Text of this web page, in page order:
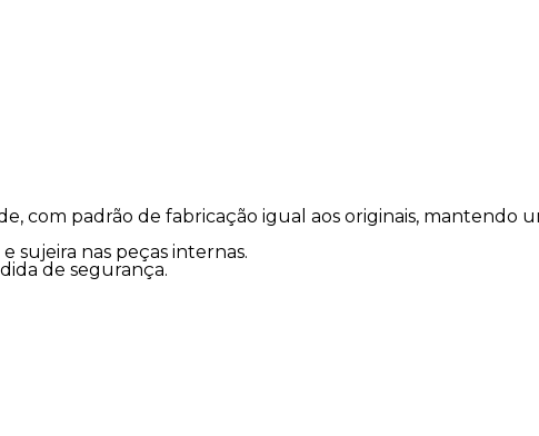
com padrão de fabricação igual aos originais, mantendo
sujeira nas peças internas.
de segurança.